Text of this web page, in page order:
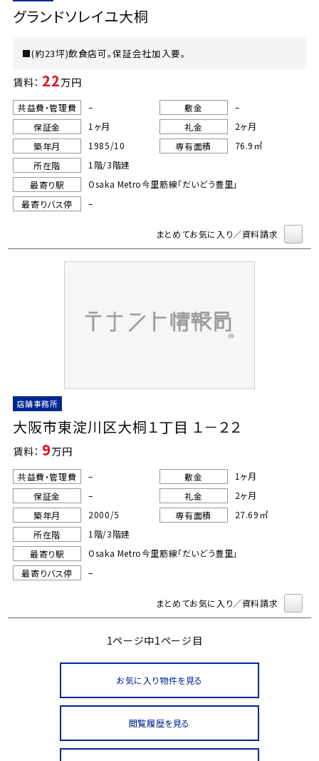
グランドソレイユ大桐
■(約23坪)飲食店可。保証会社加入要。
賃料： 22万円
共益費・管理費 – 敷金
–
保証金
1ヶ月 礼金
2ヶ月
築年月
1985/10 専有面積
76.9㎡
所在階
1階/3階建
最寄り駅
Osaka Metro今里筋線「だいどう豊里」
最寄りバス停
–
まとめてお気に入り／資料請求
店舗事務所
大阪市東淀川区大桐１丁目 １－２２
賃料： 9万円
共益費・管理費 – 敷金
1ヶ月
保証金
– 礼金
2ヶ月
築年月
2000/5 専有面積
27.69㎡
所在階
1階/3階建
最寄り駅
Osaka Metro今里筋線「だいどう豊里」
最寄りバス停
–
まとめてお気に入り／資料請求
1ページ中1ページ目
お気に入り物件を見る
閲覧履歴を見る